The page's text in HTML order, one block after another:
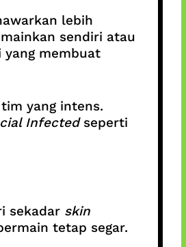
lebih
sendiri atau
yang membuat
yang intens.
Infectedseperti
sekadar skin
tetap segar.